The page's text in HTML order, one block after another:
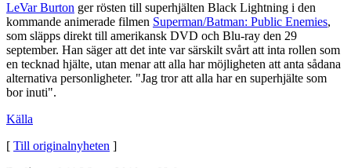
LeVar Burton ger rösten till superhjälten Black Lightning i den
kommande animerade filmen Superman/Batman: Public Enemies,
som släpps direkt till amerikansk DVD och Blu-ray den 29
september. Han säger att det inte var särskilt svårt att inta rollen som
en tecknad hjälte, utan menar att alla har möjligheten att anta sådana
alternativa personligheter. "Jag tror att alla har en superhjälte som
bor inuti".
Källa
[ Till originalnyheten ]